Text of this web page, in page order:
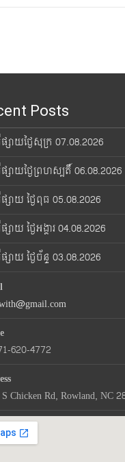
Posts
ផ្សាយថ្ងៃសុក្រ 07.08.2026
ផ្សាយថ្ងៃព្រហស្បតិ៍ 06.08.2026
ផ្សាយ ថ្ងៃពុធ 05.08.2026
សាយ ថ្ងៃអង្គារ 04.08.2026
សាយ ថ្ងៃច័ន្ទ 03.08.2026
620-4772
Chicken Rd, Rowland, NC